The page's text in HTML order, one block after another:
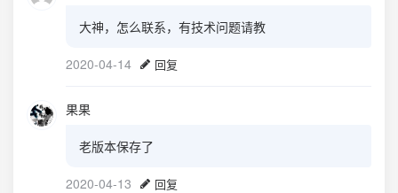
大神，怎么联系，有技术问题请教
2020-04-14 回复
果果
老版本保存了
2020-04-13 回复